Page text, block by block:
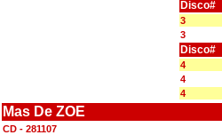
Disco#
3
3
Disco#
4
4
4
Mas De ZOE
CD - 281107